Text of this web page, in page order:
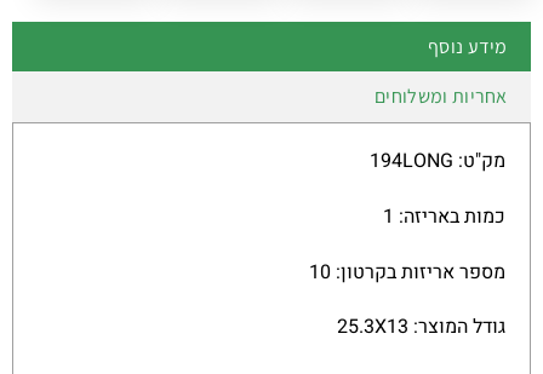
מידע נוסף
אחריות ומשלוחים
מק"ט: 194LONG
כמות באריזה: 1
מספר אריזות בקרטון: 10
גודל המוצר: 25.3X13